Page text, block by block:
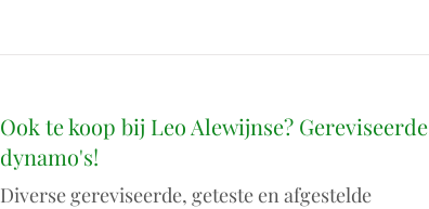
Ook te koop bij Leo Alewijnse? Gereviseerde
dynamo's!
Diverse gereviseerde, geteste en afgestelde